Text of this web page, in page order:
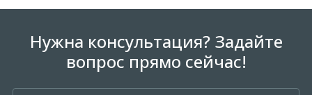
Нужна консультация? Задайте
вопрос прямо сейчас!